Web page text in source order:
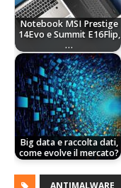
Notebook MSI Prestige
14Evo e Summit E16Flip,
…
Big data e raccolta dati,
come evolve il mercato?
ANTIMALWARE